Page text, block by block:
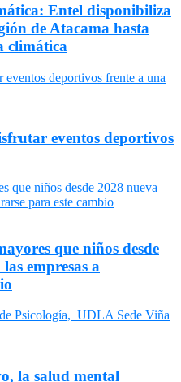
Entel disponibiliza
de Atacama hasta
climática
eventos deportivos
que niños desde
empresas a
la salud mental